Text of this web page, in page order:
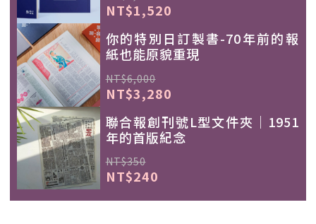
NT$1,520
你的特別日訂製書-70年前的報
紙也能原貌重現
NT$6,000
NT$3,280
聯合報創刊號L型文件夾｜1951
年的首版紀念
NT$350
NT$240